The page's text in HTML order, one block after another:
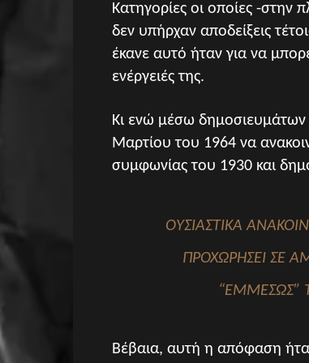
Κατηγορίες οι οποίες -
δεν υπήρχαν αποδείξεις
έκανε αυτό ήταν για να
ενέργειές της.
Κι ενώ μέσω δημοσιευμάτων
Μαρτίου του 1964 να
συμφωνίας του 1930 και
ΟΥΣΙΑΣΤΙΚΆ
ΠΡΟΧΩΡΉΣΕΙ ΣΕ
“ΕΜΜΈΣΩΣ”
Βέβαια, αυτή η απόφαση